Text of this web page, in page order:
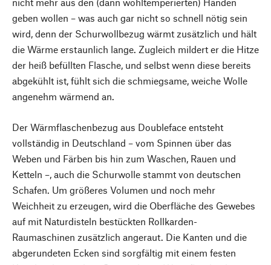
geben wollen – was auch gar nicht so schnell nötig sein
wird, denn der Schurwollbezug wärmt zusätzlich und hält
die Wärme erstaunlich lange. Zugleich mildert er die Hitze
der heiß befüllten Flasche, und selbst wenn diese bereits
abgekühlt ist, fühlt sich die schmiegsame, weiche Wolle
angenehm wärmend an.
Der Wärmflaschenbezug aus Doubleface entsteht
vollständig in Deutschland – vom Spinnen über das
Weben und Färben bis hin zum Waschen, Rauen und
Ketteln –, auch die Schurwolle stammt von deutschen
Schafen. Um größeres Volumen und noch mehr
Weichheit zu erzeugen, wird die Oberfläche des Gewebes
auf mit Naturdisteln bestückten Rollkarden-
Raumaschinen zusätzlich angeraut. Die Kanten und die
abgerundeten Ecken sind sorgfältig mit einem festen